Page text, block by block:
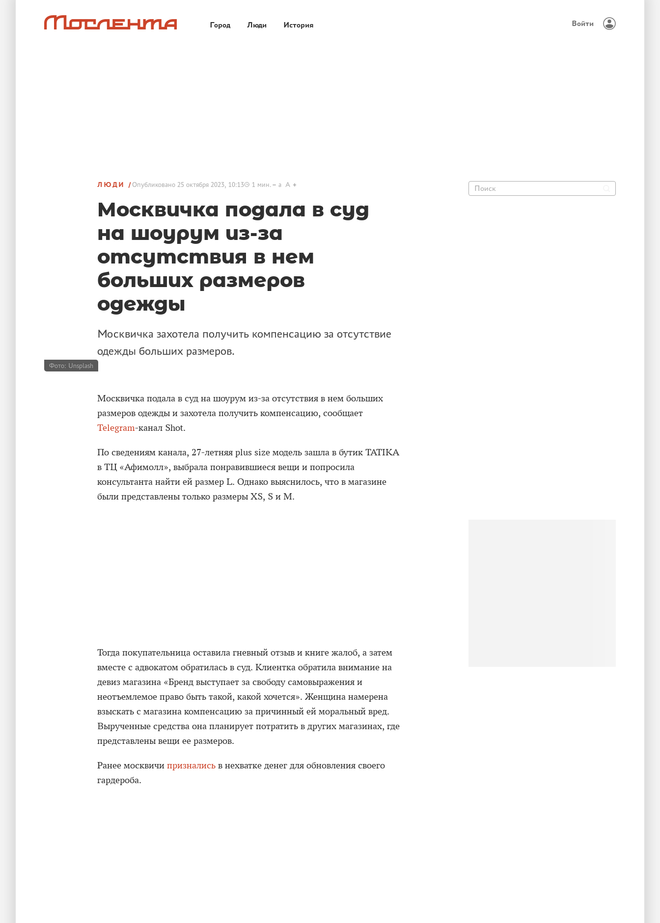
Город Люди История Войти
ЛЮДИ Опубликовано 25 октября 2023, 10:13 1 мин. a A
Москвичка подала в суд
на шоурум из-за
отсутствия в нем
больших размеров
одежды
Москвичка захотела получить компенсацию за отсутствие
одежды больших размеров.
Фото: Unsplash
Москвичка подала в суд на шоурум из-за отсутствия в нем больших
размеров одежды и захотела получить компенсацию, сообщает
Telegram-канал Shot.
По сведениям канала, 27-летняя plus size модель зашла в бутик TATIKA
в ТЦ «Афимолл», выбрала понравившиеся вещи и попросила
консультанта найти ей размер L. Однако выяснилось, что в магазине
были представлены только размеры XS, S и M.
Тогда покупательница оставила гневный отзыв и книге жалоб, а затем
вместе с адвокатом обратилась в суд. Клиентка обратила внимание на
девиз магазина «Бренд выступает за свободу самовыражения и
неотъемлемое право быть такой, какой хочется». Женщина намерена
взыскать с магазина компенсацию за причинный ей моральный вред.
Вырученные средства она планирует потратить в других магазинах, где
представлены вещи ее размеров.
Ранее москвичи признались в нехватке денег для обновления своего
гардероба.